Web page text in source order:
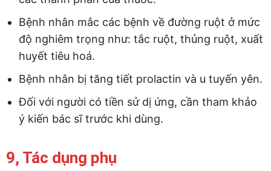
Bệnh nhân mắc các bệnh về đường ruột ở mức
độ nghiêm trọng như: tắc ruột, thủng ruột, xuất
huyết tiêu hoá.
Bệnh nhân bị tăng tiết prolactin và u tuyến yên.
Đối với người có tiền sử dị ứng, cần tham khảo
ý kiến bác sĩ trước khi dùng.
9, Tác dụng phụ